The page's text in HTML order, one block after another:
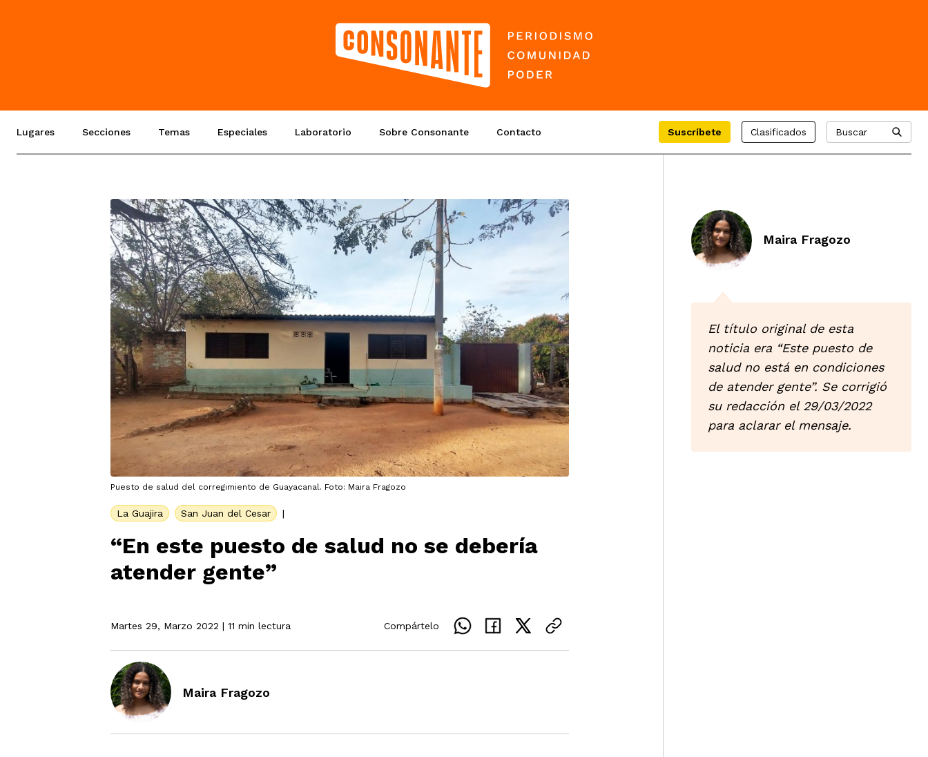
Lugares Secciones Temas Especiales Laboratorio Sobre Consonante Contacto Suscríbete Clasificados Buscar
Puesto de salud del corregimiento de Guayacanal. Foto: Maira Fragozo
La Guajira San Juan del Cesar |
“En este puesto de salud no se debería
atender gente”
Martes 29, Marzo 2022 | 11 min lectura Compártelo
Maira Fragozo
Maira Fragozo
El título original de esta
noticia era “Este puesto de
salud no está en condiciones
de atender gente”. Se corrigió
su redacción el 29/03/2022
para aclarar el mensaje.